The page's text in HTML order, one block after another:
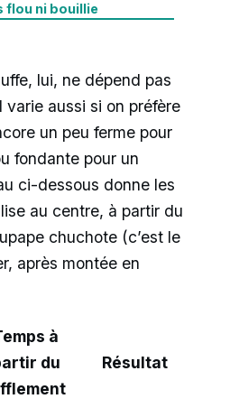
flou ni bouillie
lui, ne dépend pas
varie aussi si on préfère
un peu ferme pour
fondante pour un
ci-dessous donne les
au centre, à partir du
chuchote (c’est le
après montée en
à
du
Résultat